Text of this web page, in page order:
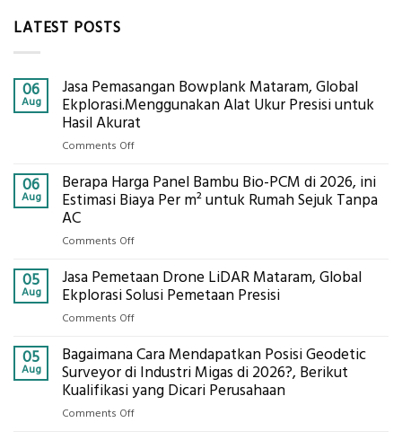
LATEST POSTS
06
Aug
Jasa Pemasangan Bowplank Mataram, Global
Ekplorasi.Menggunakan Alat Ukur Presisi untuk
Hasil Akurat
Comments Offon
Pemasangan
Bowplank
Ukur
Presisi
untuk
Akurat
06
Aug
Berapa Harga Panel Bambu Bio-PCM di 2026, ini
Estimasi Biaya Per m² untuk Rumah Sejuk Tanpa
AC
Comments Offon
Harga
Panel
di
2026,
ini
Estimasi
05
Aug
Jasa Pemetaan Drone LiDAR Mataram, Global
Ekplorasi Solusi Pemetaan Presisi
Comments Offon
Pemetaan
Drone
LiDAR
Mataram,
05
Aug
Bagaimana Cara Mendapatkan Posisi Geodetic
Surveyor di Industri Migas di 2026?, Berikut
Kualifikasi yang Dicari Perusahaan
Comments Offon